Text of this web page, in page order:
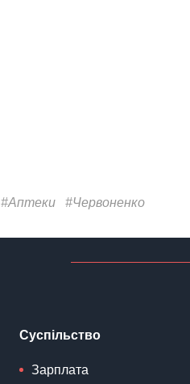
#Аптеки #Червоненко
Суспільство
Зарплата